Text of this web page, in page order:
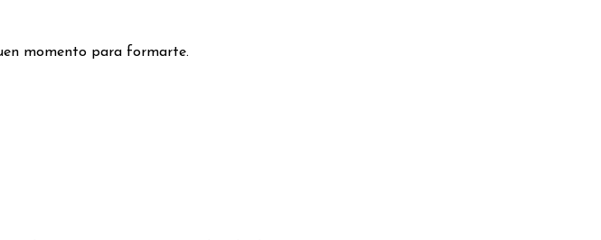
momento para formarte.